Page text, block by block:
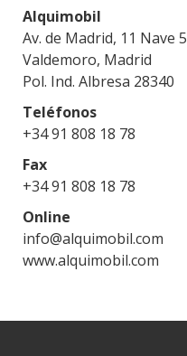
Alquimobil
Av. de Madrid, 11 Nave 5
Valdemoro, Madrid
Pol. Ind. Albresa 28340
Teléfonos
+34 91 808 18 78
Fax
+34 91 808 18 78
Online
info@alquimobil.com
www.alquimobil.com